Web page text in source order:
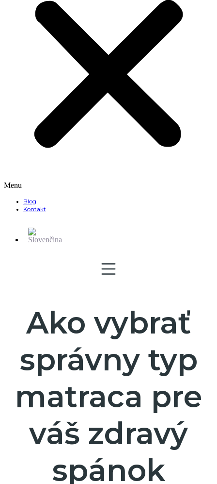
Menu
Blog
Kontakt
Ako vybrať
správny typ
matraca pre
váš zdravý
spánok